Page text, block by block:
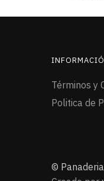
Términos y
Politica de
©